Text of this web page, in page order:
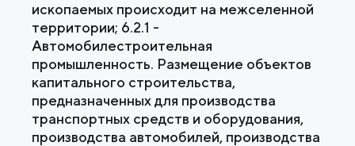
ископаемых происходит на межселенной
территории; 6.2.1 -
Автомобилестроительная
промышленность. Размещение объектов
капитального строительства,
предназначенных для производства
транспортных средств и оборудования,
производства автомобилей, производства